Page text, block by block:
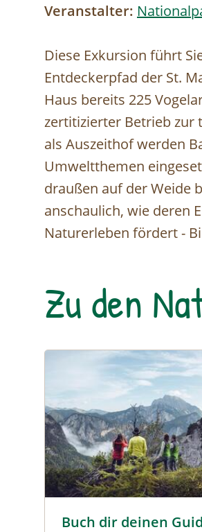
Veranstalter:
Diese Exkursion führt
Entdeckerpfad der St.
Haus bereits 225
zertitizierter Betrieb zur
als Auszeithof werden
Umweltthemen
draußen auf der Weide
anschaulich, wie deren
Naturerleben fördert -
Zu den
Buch dir deinen